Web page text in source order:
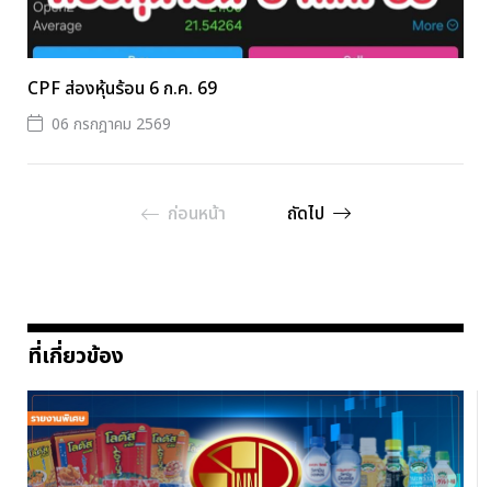
CPF ส่องหุ้นร้อน 6 ก.ค. 69
06 กรกฎาคม 2569
ก่อนหน้า ถัดไป
ที่เกี่ยวข้อง